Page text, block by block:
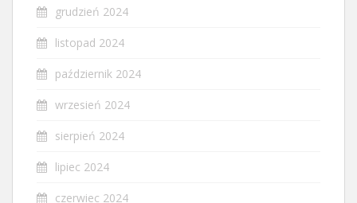
grudzień 2024
listopad 2024
październik 2024
wrzesień 2024
sierpień 2024
lipiec 2024
czerwiec 2024